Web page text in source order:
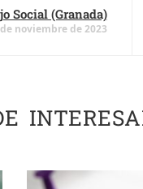
Social (Granada)
noviembre de 2023